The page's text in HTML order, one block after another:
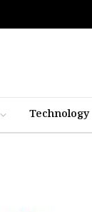
Technology